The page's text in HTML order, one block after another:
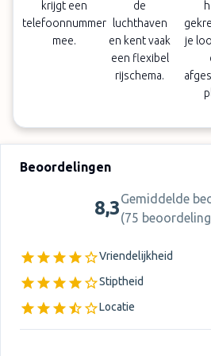
krijgt een
telefoonnummer
mee.
de
luchthaven
en kent vaak
een flexibel
rijschema.
je
Beoordelingen
8,3Gemiddelde
(75
Vriendelijkheid
Stiptheid
Locatie